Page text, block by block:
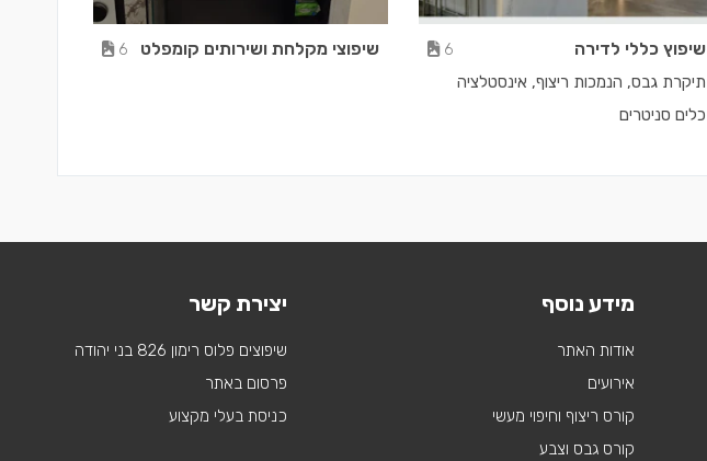
שיפוץ כללי לדירה
6
תיקרת גבס, הנמכות ריצוף, אינסטלציה
כלים סניטרים
שיפוצי מקלחת ושירותים קומפלט 6
מידע נוסף
אודות האתר
אירועים
קורס ריצוף וחיפוי מעשי
קורס גבס וצבע
יצירת קשר
שיפוצים פלוס רימון 826 בני יהודה
פרסום באתר
כניסת בעלי מקצוע